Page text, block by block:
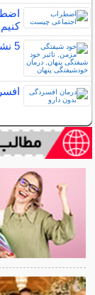
5 نشانه خود شیفتگی پنهان و نحوه برخورد با آنها